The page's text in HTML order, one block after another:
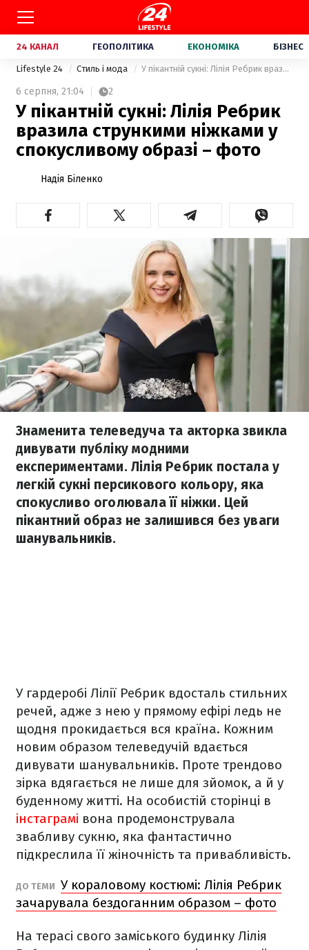
24 КАНАЛ ГЕОПОЛІТИКА ЕКОНОМІКА БІЗНЕС
Lifestyle 24 Стиль і мода У пікантній сукні: Лілія Ребрик вразила стрункими ніжками у спокусливому образі – фото
6 серпня, 21:04 2
У пікантній сукні: Лілія Ребрик
вразила стрункими ніжками у
спокусливому образі – фото
Надія Біленко
Знаменита телеведуча та акторка звикла
дивувати публіку модними
експериментами. Лілія Ребрик постала у
легкій сукні персикового кольору, яка
спокусливо оголювала її ніжки. Цей
пікантний образ не залишився без уваги
шанувальників.
У гардеробі Лілії Ребрик вдосталь стильних
речей, адже з нею у прямому ефірі ледь не
щодня прокидається вся країна. Кожним
новим образом телеведучій вдається
дивувати шанувальників. Проте трендово
зірка вдягається не лише для зйомок, а й у
буденному житті. На особистій сторінці в
інстаграмі вона продемонструвала
звабливу сукню, яка фантастично
підкреслила її жіночність та привабливість.
ДО ТЕМИ У кораловому костюмі: Лілія Ребрик
зачарувала бездоганним образом – фото
На терасі свого заміського будинку Лілія